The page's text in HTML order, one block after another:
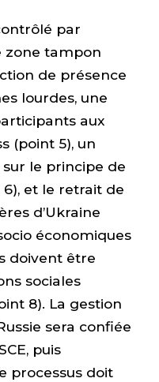
par
zone tampon
de présence
lourdes, une
aux
(point 5), un
le principe de
et le retrait de
d’Ukraine
économiques
doivent être
sociales
8). La gestion
sera confiée
puis
processus doit